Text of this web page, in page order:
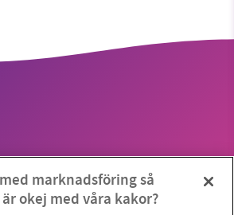
Supermiljöbloggen Cookieinställningar
för en hållbar framtid. Sedan
vill hjälpa oss.
genom att swisha en slant till
marknadsföring så
okej med våra kakor?